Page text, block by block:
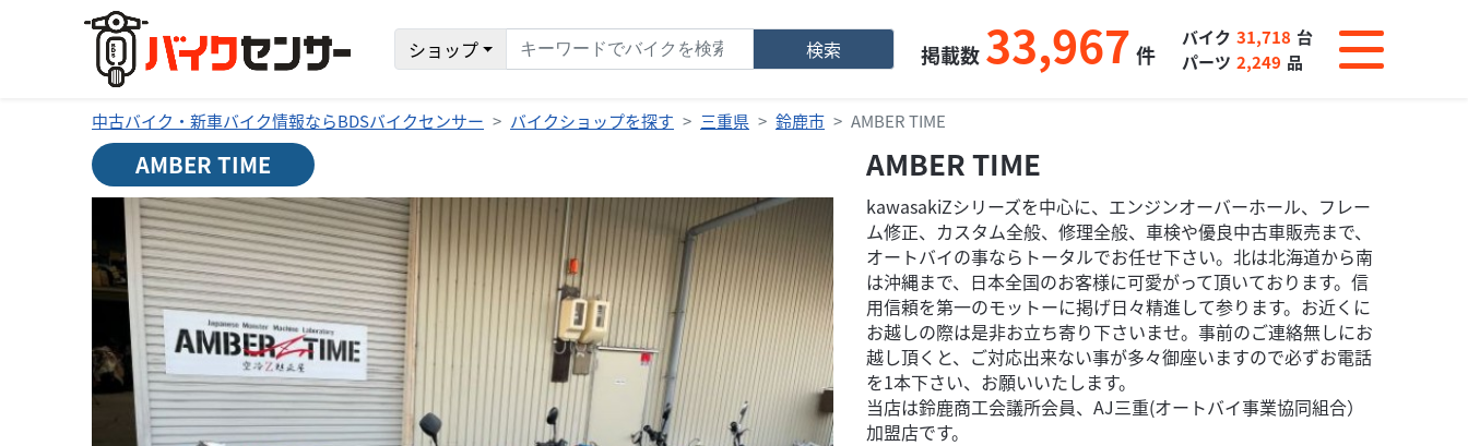
ショップ 検索 掲載数 33,967 件
バイク 31,718 台
パーツ 2,249 品
中古バイク・新車バイク情報ならBDSバイクセンサー バイクショップを探す 三重県 鈴鹿市 AMBER TIME
AMBER TIME AMBER TIME
kawasakiZシリーズを中心に、エンジンオーバーホール、フレー
ム修正、カスタム全般、修理全般、車検や優良中古車販売まで、
オートバイの事ならトータルでお任せ下さい。北は北海道から南
は沖縄まで、日本全国のお客様に可愛がって頂いております。信
用信頼を第一のモットーに掲げ日々精進して参ります。お近くに
お越しの際は是非お立ち寄り下さいませ。事前のご連絡無しにお
越し頂くと、ご対応出来ない事が多々御座いますので必ずお電話
を1本下さい、お願いいたします。
当店は鈴鹿商工会議所会員、AJ三重(オートバイ事業協同組合）
加盟店です。